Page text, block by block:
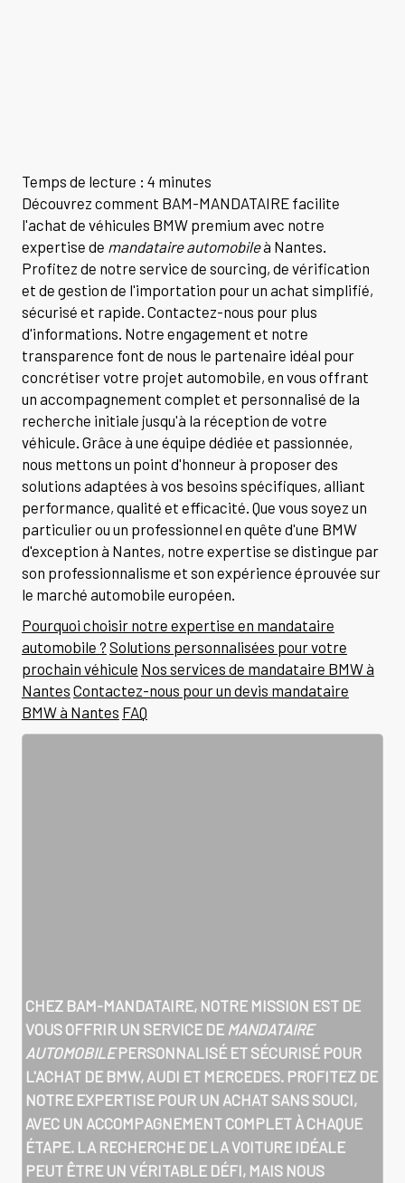
Temps de lecture : 4 minutes
Découvrez comment BAM-MANDATAIRE facilite
l'achat de véhicules BMW premium avec notre
expertise de mandataire automobileà Nantes.
Profitez de notre service de sourcing, de vérification
et de gestion de l'importation pour un achat simplifié,
sécurisé et rapide. Contactez-nous pour plus
d'informations. Notre engagement et notre
transparence font de nous le partenaire idéal pour
concrétiser votre projet automobile, en vous offrant
un accompagnement complet et personnalisé de la
recherche initiale jusqu'à la réception de votre
véhicule. Grâce à une équipe dédiée et passionnée,
nous mettons un point d'honneur à proposer des
solutions adaptées à vos besoins spécifiques, alliant
performance, qualité et efficacité. Que vous soyez un
particulier ou un professionnel en quête d'une BMW
d'exception à Nantes, notre expertise se distingue par
son professionnalisme et son expérience éprouvée sur
le marché automobile européen.
Pourquoi choisir notre expertise en mandataire
automobile ? Solutions personnalisées pour votre
prochain véhicule Nos services de mandataire BMW à
Nantes Contactez-nous pour un devis mandataire
BMW à Nantes FAQ
CHEZ BAM-MANDATAIRE, NOTRE MISSION EST DE
VOUS OFFRIR UN SERVICE DE MANDATAIRE
AUTOMOBILEPERSONNALISÉ ET SÉCURISÉ POUR
L'ACHAT DE BMW, AUDI ET MERCEDES. PROFITEZ DE
NOTRE EXPERTISE POUR UN ACHAT SANS SOUCI,
AVEC UN ACCOMPAGNEMENT COMPLET À CHAQUE
ÉTAPE. LA RECHERCHE DE LA VOITURE IDÉALE
PEUT ÊTRE UN VÉRITABLE DÉFI, MAIS NOUS